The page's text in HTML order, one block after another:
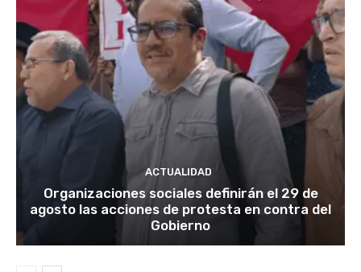
ACTUALIDAD
Organizaciones sociales definirán el 29 de
agosto las acciones de protesta en contra del
Gobierno